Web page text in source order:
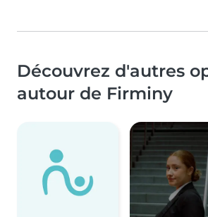
Découvrez d'autres
autour de Firminy